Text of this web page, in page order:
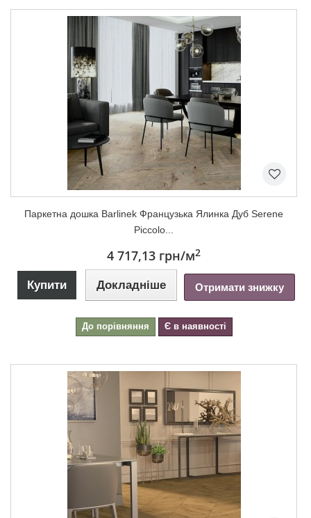
Паркетна дошка Barlinek Французька Ялинка Дуб Serene
Piccolo...
4 717,13 грн/м2
Купити Докладніше Отримати знижку
До порівняння Є в наявності